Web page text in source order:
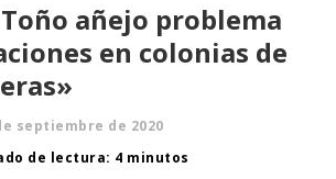
añejo problema
en colonias de
septiembre de 2020
de lectura: 4 minutos